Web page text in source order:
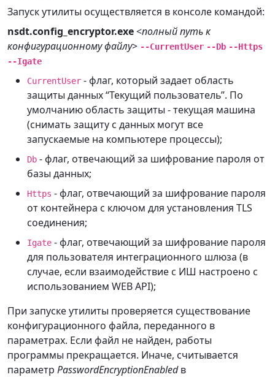
Запуск утилиты осуществляется в консоле командой:
nsdt.config_encryptor.exe<полный путь к
конфигурационному файлу> --CurrentUser --Db --Https
--Igate
CurrentUser - флаг, который задает область
защиты данных “Текущий пользователь”. По
умолчанию область защиты - текущая машина
(снимать защиту с данных могут все
запускаемые на компьютере процессы);
Db - флаг, отвечающий за шифрование пароля от
базы данных;
Https - флаг, отвечающий за шифрование пароля
от контейнера с ключом для установления TLS
соединения;
Igate - флаг, отвечающий за шифрование пароля
для пользователя интеграционного шлюза (в
случае, если взаимодействие с ИШ настроено с
использованием WEB API);
При запуске утилиты проверяется существование
конфигурационного файла, переданного в
параметрах. Если файл не найден, работы
программы прекращается. Иначе, считывается
параметр PasswordEncryptionEnabledв